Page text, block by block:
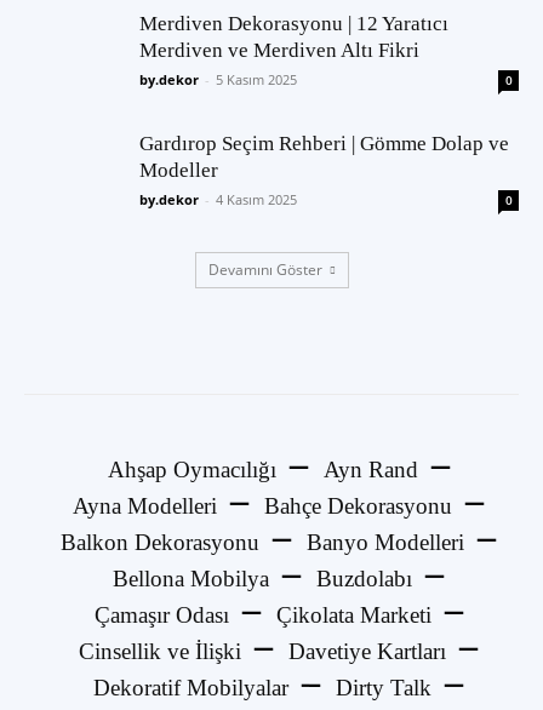
Merdiven Dekorasyonu | 12 Yaratıcı
Merdiven ve Merdiven Altı Fikri
by.dekor - 5 Kasım 2025 0
Gardırop Seçim Rehberi | Gömme Dolap ve
Modeller
by.dekor - 4 Kasım 2025 0
Devamını Göster
Ahşap Oymacılığı
Ayn Rand
Ayna Modelleri
Bahçe Dekorasyonu
Balkon Dekorasyonu
Banyo Modelleri
Bellona Mobilya
Buzdolabı
Çamaşır Odası
Çikolata Marketi
Cinsellik ve İlişki
Davetiye Kartları
Dekoratif Mobilyalar
Dirty Talk